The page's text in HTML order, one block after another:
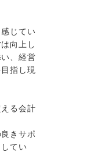
じてい
向上し
、経営
指し現
る会計
きサポ
てい